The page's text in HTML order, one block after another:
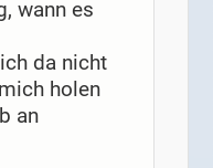
wann es
da nicht
holen
an